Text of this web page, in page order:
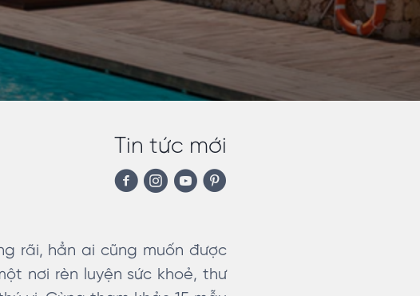
Tin tức mới
rãi, hẳn ai cũng muốn được
nơi rèn luyện sức khoẻ, thư